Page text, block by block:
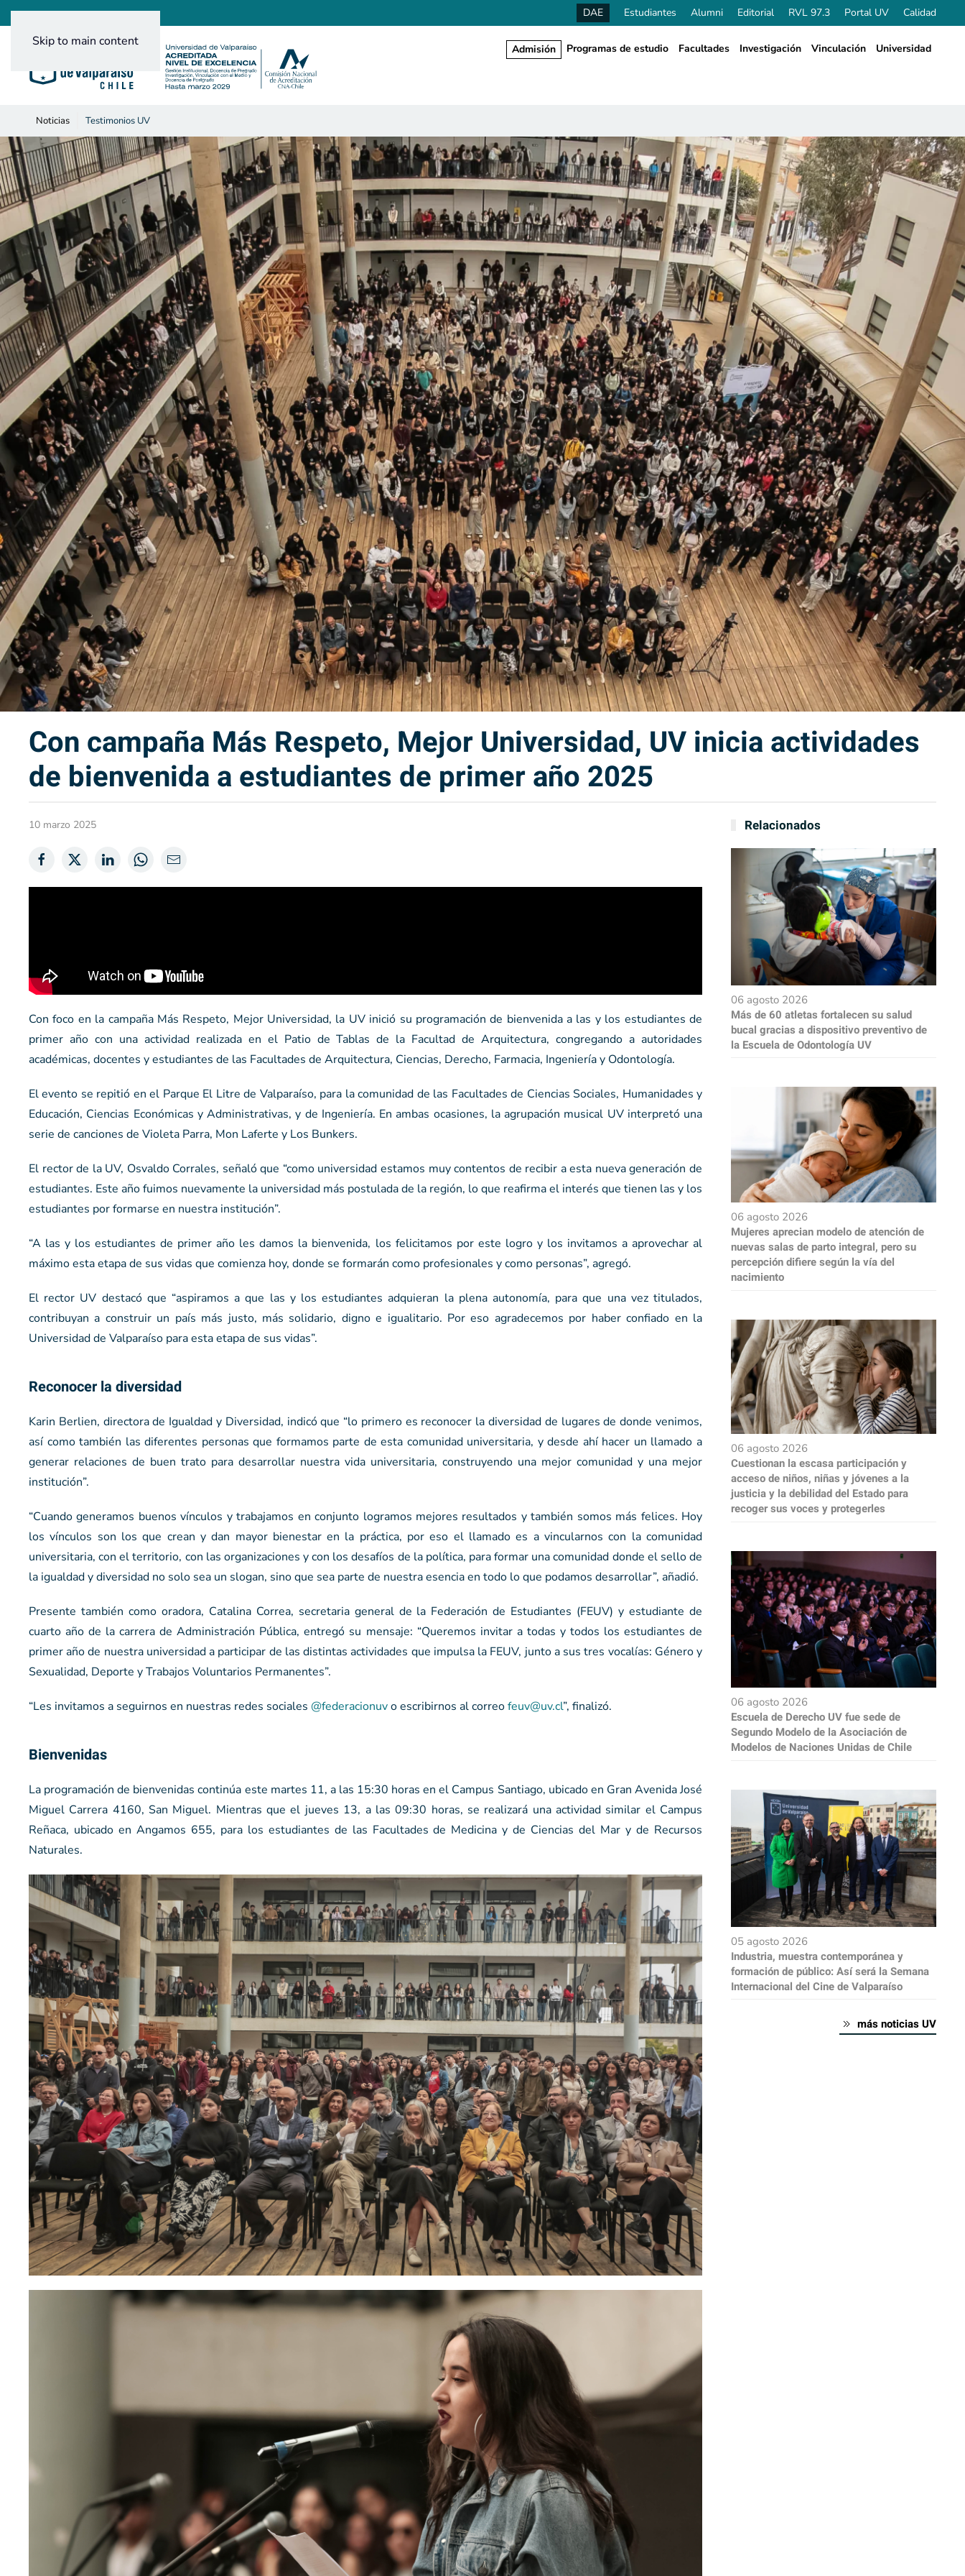
Skip to main content
DAE Estudiantes Alumni Editorial RVL 97.3 Portal UV Calidad
Admisión Programas de estudio Facultades Investigación Vinculación Universidad
Noticias Testimonios UV
Con campaña Más Respeto, Mejor Universidad, UV inicia actividades
de bienvenida a estudiantes de primer año 2025
10 marzo 2025
Con foco en la campaña Más Respeto, Mejor Universidad, la UV inició su programación de bienvenida a las y los estudiantes de
primer año con una actividad realizada en el Patio de Tablas de la Facultad de Arquitectura, congregando a autoridades
académicas, docentes y estudiantes de las Facultades de Arquitectura, Ciencias, Derecho, Farmacia, Ingeniería y Odontología.
El evento se repitió en el Parque El Litre de Valparaíso, para la comunidad de las Facultades de Ciencias Sociales, Humanidades y
Educación, Ciencias Económicas y Administrativas, y de Ingeniería. En ambas ocasiones, la agrupación musical UV interpretó una
serie de canciones de Violeta Parra, Mon Laferte y Los Bunkers.
El rector de la UV, Osvaldo Corrales, señaló que “como universidad estamos muy contentos de recibir a esta nueva generación de
estudiantes. Este año fuimos nuevamente la universidad más postulada de la región, lo que reafirma el interés que tienen las y los
estudiantes por formarse en nuestra institución”.
“A las y los estudiantes de primer año les damos la bienvenida, los felicitamos por este logro y los invitamos a aprovechar al
máximo esta etapa de sus vidas que comienza hoy, donde se formarán como profesionales y como personas”, agregó.
El rector UV destacó que “aspiramos a que las y los estudiantes adquieran la plena autonomía, para que una vez titulados,
contribuyan a construir un país más justo, más solidario, digno e igualitario. Por eso agradecemos por haber confiado en la
Universidad de Valparaíso para esta etapa de sus vidas”.
Reconocer la diversidad
Karin Berlien, directora de Igualdad y Diversidad, indicó que “lo primero es reconocer la diversidad de lugares de donde venimos,
así como también las diferentes personas que formamos parte de esta comunidad universitaria, y desde ahí hacer un llamado a
generar relaciones de buen trato para desarrollar nuestra vida universitaria, construyendo una mejor comunidad y una mejor
institución”.
“Cuando generamos buenos vínculos y trabajamos en conjunto logramos mejores resultados y también somos más felices. Hoy
los vínculos son los que crean y dan mayor bienestar en la práctica, por eso el llamado es a vincularnos con la comunidad
universitaria, con el territorio, con las organizaciones y con los desafíos de la política, para formar una comunidad donde el sello de
la igualdad y diversidad no solo sea un slogan, sino que sea parte de nuestra esencia en todo lo que podamos desarrollar”, añadió.
Presente también como oradora, Catalina Correa, secretaria general de la Federación de Estudiantes (FEUV) y estudiante de
cuarto año de la carrera de Administración Pública, entregó su mensaje: “Queremos invitar a todas y todos los estudiantes de
primer año de nuestra universidad a participar de las distintas actividades que impulsa la FEUV, junto a sus tres vocalías: Género y
Sexualidad, Deporte y Trabajos Voluntarios Permanentes”.
“Les invitamos a seguirnos en nuestras redes sociales @federacionuvo escribirnos al correofeuv@uv.cl”, finalizó.
Bienvenidas
La programación de bienvenidas continúa este martes 11, a las 15:30 horas en el Campus Santiago, ubicado en Gran Avenida José
Miguel Carrera 4160, San Miguel. Mientras que el jueves 13, a las 09:30 horas, se realizará una actividad similar el Campus
Reñaca, ubicado en Angamos 655, para los estudiantes de las Facultades de Medicina y de Ciencias del Mar y de Recursos
Naturales.
Relacionados
06 agosto 2026
Más de 60 atletas fortalecen su salud
bucal gracias a dispositivo preventivo de
la Escuela de Odontología UV
06 agosto 2026
Mujeres aprecian modelo de atención de
nuevas salas de parto integral, pero su
percepción difiere según la vía del
nacimiento
06 agosto 2026
Cuestionan la escasa participación y
acceso de niños, niñas y jóvenes a la
justicia y la debilidad del Estado para
recoger sus voces y protegerles
06 agosto 2026
Escuela de Derecho UV fue sede de
Segundo Modelo de la Asociación de
Modelos de Naciones Unidas de Chile
05 agosto 2026
Industria, muestra contemporánea y
formación de público: Así será la Semana
Internacional del Cine de Valparaíso
más noticias UV